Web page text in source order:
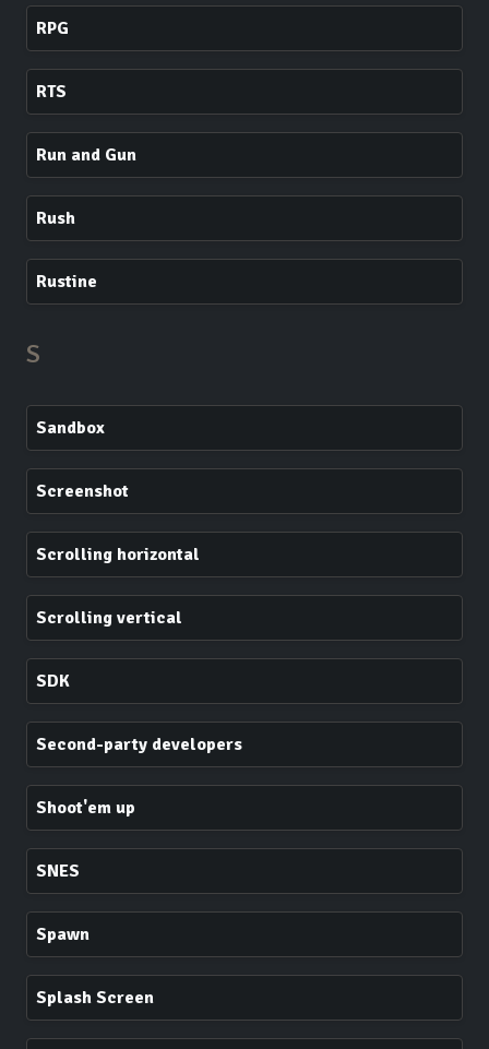
RPG
RTS
Run and Gun
Rush
Rustine
S
Sandbox
Screenshot
Scrolling horizontal
Scrolling vertical
SDK
Second-party developers
Shoot'em up
SNES
Spawn
Splash Screen